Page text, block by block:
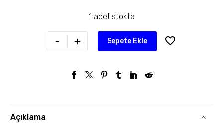
1 adet stokta
- + Sepete Ekle
Açıklama